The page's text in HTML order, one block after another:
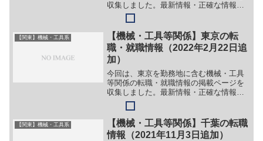
収集しました。最新情報・正確な情報は
企業サイトでご確認ください。①【会社
名】日本光電工業株式会社【職務】
（１）医療機器のハードウェア開発
（２）営業職【勤務地】埼玉県所沢...
【関東】機械・工具系
【機械・工具等関係】東京の転
職・就職情報（2022年2月22日追
加）
今回は、東京を勤務地に含む機械・工具
等関係の転職・就職情報の掲載ページを
収集しました。最新情報・正確な情報は
企業サイトでご確認ください。①【会社
名】株式会社ファナティック【職務】
［新卒］＞＞（１）技術系総合職（製品
技術/生産技術/購買調達）...
【関東】機械・工具系
【機械・工具等関係】千葉の転職
情報（2021年11月3日追加）